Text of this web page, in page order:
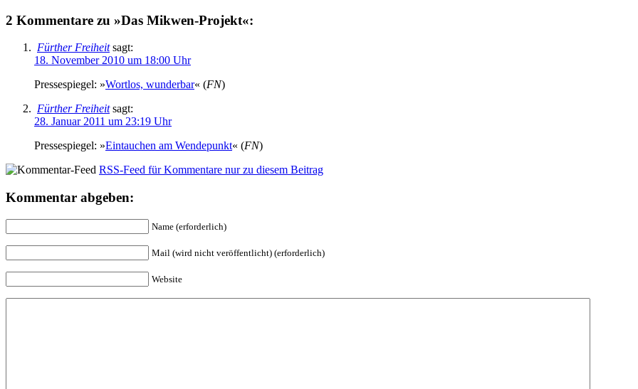
2 Kommentare zu »Das Mik­wen-Pro­jekt«:
Fürther Freiheit sagt:
18. November 2010 um 18:00 Uhr
Pres­se­spie­gel: »Wort­los, wun­der­bar« (FN)
Fürther Freiheit sagt:
28. Januar 2011 um 23:19 Uhr
Pres­se­spie­gel: »Ein­tau­chen am Wen­de­punkt« (FN)
RSS-Feed für Kommentare nur zu diesem Beitrag
Kommentar abgeben:
Name (erforderlich)
Mail (wird nicht veröffentlicht) (erforderlich)
Website